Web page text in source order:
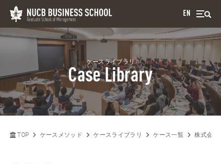
EN
ケースライブラリ
Case Library
TOP ケースメソッド ケースライブラリ ケース一覧 株式会社